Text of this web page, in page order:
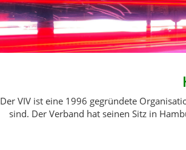
Der VIV ist eine 1996 gegründete
sind. Der Verband hat seinen Sitz in